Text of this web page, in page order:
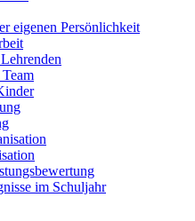
eigenen Persönlichkeit
im Schuljahr